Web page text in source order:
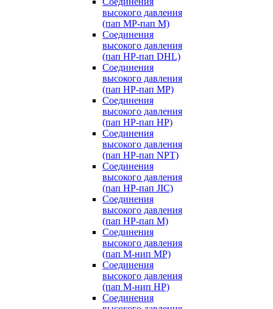
высокого давления
(пап MP-пап M)
Соединения
высокого давления
(пап HP-пап DHL)
Соединения
высокого давления
(пап HP-пап MP)
Соединения
высокого давления
(пап HP-пап HP)
Соединения
высокого давления
(пап HP-пап NPT)
Соединения
высокого давления
(пап HP-пап JIC)
Соединения
высокого давления
(пап HP-пап M)
Соединения
высокого давления
(пап M-нип MP)
Соединения
высокого давления
(пап M-нип HP)
Соединения